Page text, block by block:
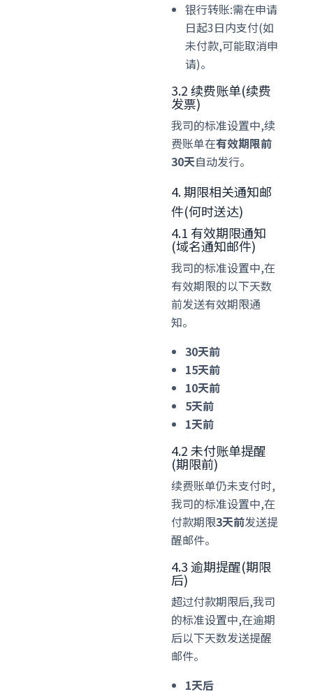
银行转账:需在申请
日起3日内支付(如
未付款,可能取消申
请)。
3.2 续费账单(续费
发票)
我司的标准设置中,续
费账单在有效期限前
30天自动发行。
4. 期限相关通知邮
件(何时送达)
4.1 有效期限通知
(域名通知邮件)
我司的标准设置中,在
有效期限的以下天数
前发送有效期限通
知。
30天前
15天前
10天前
5天前
1天前
4.2 未付账单提醒
(期限前)
续费账单仍未支付时,
我司的标准设置中,在
付款期限3天前发送提
醒邮件。
4.3 逾期提醒(期限
后)
超过付款期限后,我司
的标准设置中,在逾期
后以下天数发送提醒
邮件。
1天后